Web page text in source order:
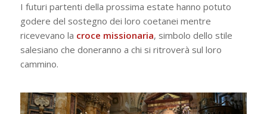
I futuri partenti della prossima estate hanno potuto
godere del sostegno dei loro coetanei mentre
ricevevano la croce missionaria, simbolo dello stile
salesiano che doneranno a chi si ritroverà sul loro
cammino.